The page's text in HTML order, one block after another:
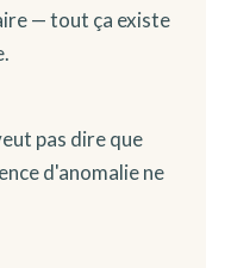
— tout ça existe
pas dire que
d'anomalie ne